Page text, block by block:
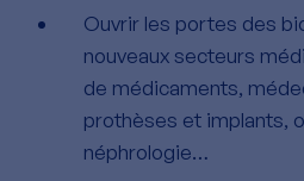
Ouvrir les portes des
nouveaux secteurs
de médicaments,
prothèses et implants,
néphrologie…